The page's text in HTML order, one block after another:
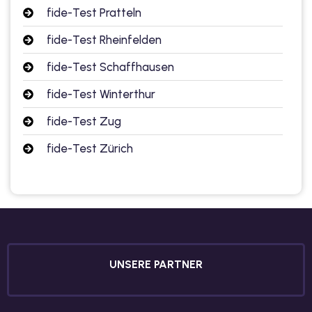
mit Gutschein
mit Gutschein B1
mit
B2
fide-Test Pratteln
fide-Test Rheinfelden
fide-Test Schaffhausen
fide-Test Winterthur
fide-Test Zug
fide-Test Zürich
UNSERE PARTNER